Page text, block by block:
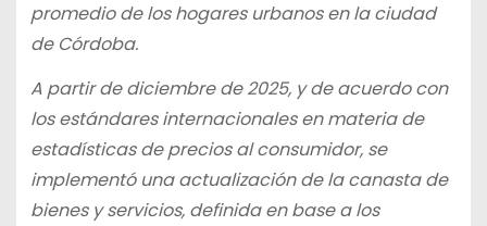
promedio de los hogares urbanos en la ciudad
de Córdoba.
A partir de diciembre de 2025, y de acuerdo con
los estándares internacionales en materia de
estadísticas de precios al consumidor, se
implementó una actualización de la canasta de
bienes y servicios, definida en base a los